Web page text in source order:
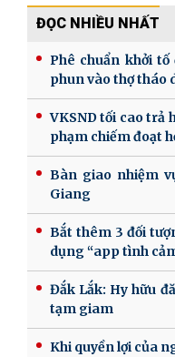
ĐỌC NHIỀU NHẤT
Phê chuẩn khởi
phun vào thợ tháo
VKSND tối cao trả
phạm chiếm đoạt
Bàn giao nhiệm
Giang
Bắt thêm 3 đối
dụng “app tình
Đắk Lắk: Hy hữu
tạm giam
Khi quyền lợi của